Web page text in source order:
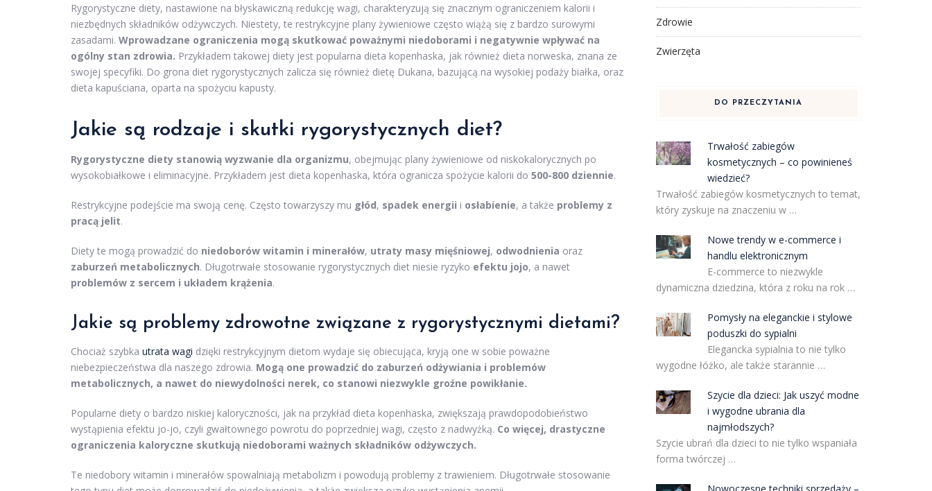
Rygorystyczne diety, nastawione na błyskawiczną redukcję wagi, charakteryzują się znacznym ograniczeniem kalorii i
niezbędnych składników odżywczych. Niestety, te restrykcyjne plany żywieniowe często wiążą się z bardzo surowymi
zasadami. Wprowadzane ograniczenia mogą skutkować poważnymi niedoborami i negatywnie wpływać na
ogólny stan zdrowia. Przykładem takowej diety jest popularna dieta kopenhaska, jak również dieta norweska, znana ze
swojej specyfiki. Do grona diet rygorystycznych zalicza się również dietę Dukana, bazującą na wysokiej podaży białka, oraz
dieta kapuściana, oparta na spożyciu kapusty.
Jakie są rodzaje i skutki rygorystycznych diet?
Rygorystyczne diety stanowią wyzwanie dla organizmu, obejmując plany żywieniowe od niskokalorycznych po
wysokobiałkowe i eliminacyjne. Przykładem jest dieta kopenhaska, która ogranicza spożycie kalorii do 500-800 dziennie.
Restrykcyjne podejście ma swoją cenę. Często towarzyszy mu głód, spadek energii i osłabienie, a także problemy z
pracą jelit.
Diety te mogą prowadzić do niedoborów witamin i minerałów, utraty masy mięśniowej, odwodnienia oraz
zaburzeń metabolicznych. Długotrwałe stosowanie rygorystycznych diet niesie ryzyko efektu jojo, a nawet
problemów z sercem i układem krążenia.
Jakie są problemy zdrowotne związane z rygorystycznymi dietami?
Chociaż szybka utrata wagi dzięki restrykcyjnym dietom wydaje się obiecująca, kryją one w sobie poważne
niebezpieczeństwa dla naszego zdrowia. Mogą one prowadzić do zaburzeń odżywiania i problemów
metabolicznych, a nawet do niewydolności nerek, co stanowi niezwykle groźne powikłanie.
Popularne diety o bardzo niskiej kaloryczności, jak na przykład dieta kopenhaska, zwiększają prawdopodobieństwo
wystąpienia efektu jo-jo, czyli gwałtownego powrotu do poprzedniej wagi, często z nadwyżką. Co więcej, drastyczne
ograniczenia kaloryczne skutkują niedoborami ważnych składników odżywczych.
Te niedobory witamin i minerałów spowalniają metabolizm i powodują problemy z trawieniem. Długotrwałe stosowanie
Zdrowie
Zwierzęta
DO PRZECZYTANIA
Trwałość zabiegów
kosmetycznych – co powinieneś
wiedzieć?
Trwałość zabiegów kosmetycznych to temat,
który zyskuje na znaczeniu w …
Nowe trendy w e-commerce i
handlu elektronicznym
E-commerce to niezwykle
dynamiczna dziedzina, która z roku na rok …
Pomysły na eleganckie i stylowe
poduszki do sypialni
Elegancka sypialnia to nie tylko
wygodne łóżko, ale także starannie …
Szycie dla dzieci: Jak uszyć modne
i wygodne ubrania dla
najmłodszych?
Szycie ubrań dla dzieci to nie tylko wspaniała
forma twórczej …